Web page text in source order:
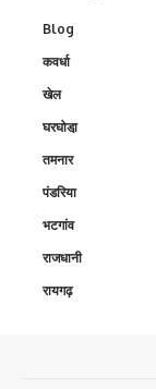
Blog
कवर्धा
खेल
घरघोडा़
तमनार
पंडरिया
भटगांव
राजधानी
रायगढ़